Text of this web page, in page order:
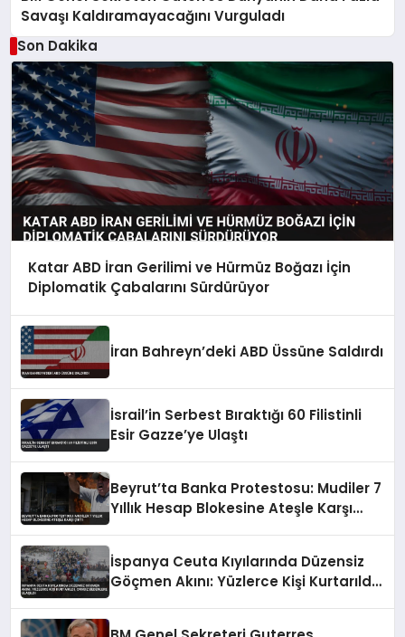
Savaşı Kaldıramayacağını Vurguladı
Son Dakika
Katar ABD İran Gerilimi ve Hürmüz Boğazı İçin
Diplomatik Çabalarını Sürdürüyor
İran Bahreyn’deki ABD Üssüne Saldırdı
İsrail’in Serbest Bıraktığı 60 Filistinli
Esir Gazze’ye Ulaştı
Beyrut’ta Banka Protestosu: Mudiler 7
Yıllık Hesap Blokesine Ateşle Karşı
İspanya Ceuta Kıyılarında Düzensiz
Göçmen Akını: Yüzlerce Kişi Kurtarıldı,